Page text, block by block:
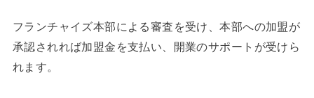
フランチャイズ本部による審査を受け、本部への加盟が
承認されれば加盟金を支払い、開業のサポートが受けら
れます。